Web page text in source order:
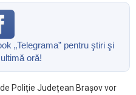
„Telegrama” pentru ştiri şi
oră!
Poliție Județean Brașov vor